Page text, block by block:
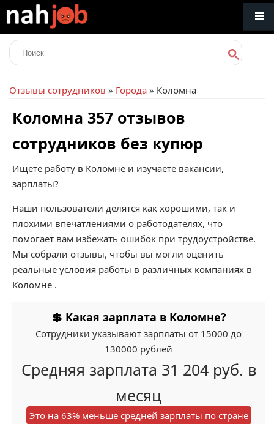
Отзывы сотрудников » Города » Коломна
Коломна 357 отзывов
сотрудников без купюр
Ищете работу в Коломне и изучаете вакансии,
зарплаты?
Наши пользователи делятся как хорошими, так и
плохими впечатлениями о работодателях, что
помогает вам избежать ошибок при трудоустройстве.
Мы собрали отзывы, чтобы вы могли оценить
реальные условия работы в различных компаниях в
Коломне .
💲 Какая зарплата в Коломне?
Сотрудники указывают зарплаты от 15000 до
130000 рублей
Средняя зарплата 31 204 руб. в
месяц
Это на 63% меньше средней зарплаты по стране